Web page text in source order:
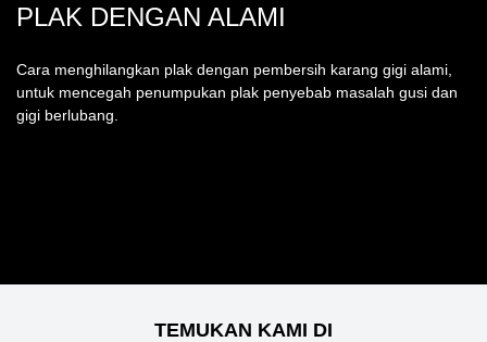
Cara menghilangkan plak dengan pembersih karang gigi alami,
untuk mencegah penumpukan plak penyebab masalah gusi dan
gigi berlubang.
PLAK DENGAN ALAMI
TEMUKAN KAMI DI